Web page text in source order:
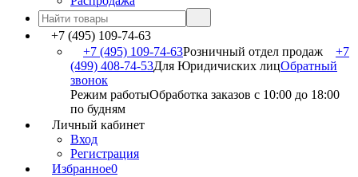
+7 (495) 109-74-63
+7 (495) 109-74-63Розничный отдел продаж
+7
(499) 408-74-53Для Юридичиских лицОбратный
звонок
Режим работыОбработка заказов с 10:00 до 18:00
по будням
Личный кабинет
Вход
Регистрация
Избранное0